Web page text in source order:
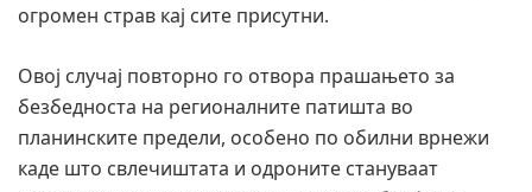
огромен страв кај сите присутни.
Овој случај повторно го отвора прашањето за
безбедноста на регионалните патишта во
планинските предели, особено по обилни врнежи
каде што свлечиштата и одроните стануваат